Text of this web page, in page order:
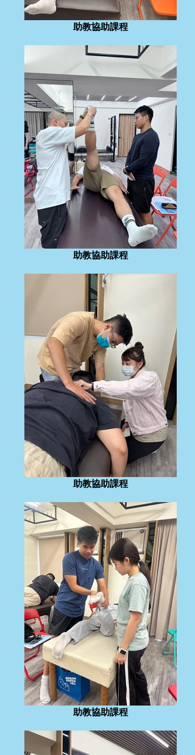
助教協助課程
助教協助課程
助教協助課程
助教協助課程